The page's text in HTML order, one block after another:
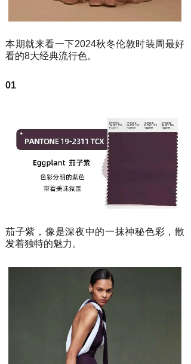
本期就来看一下2024秋冬伦敦时装周最好
看的8大经典流行色。
01
茄子紫，像是深夜中的一抹神秘色彩，散
发着独特的魅力。